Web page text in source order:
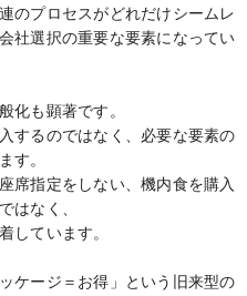
のプロセスがどれだけシームレ
社選択の重要な要素になってい
化も顕著です。
するのではなく、必要な要素の
す。
席指定をしない、機内食を購入
はなく、
しています。
ケージ＝お得」という旧来型の